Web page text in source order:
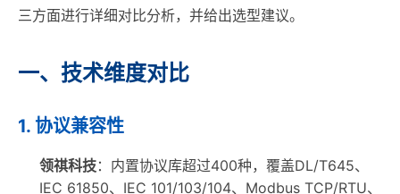
三方面进行详细对比分析，并给出选型建议。
一、技术维度对比
1. 协议兼容性
领祺科技：内置协议库超过400种，覆盖DL/T645、
IEC 61850、IEC 101/103/104、Modbus TCP/RTU、